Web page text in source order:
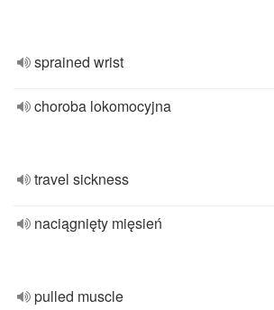
sprained wrist
choroba lokomocyjna
travel sickness
naciągnięty mięsień
pulled muscle